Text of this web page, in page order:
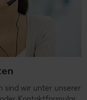
sind wir unter unserer